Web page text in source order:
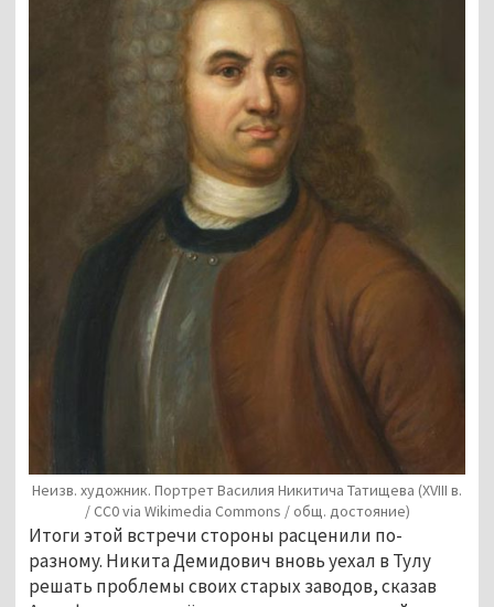
Неизв. художник. Портрет Василия Никитича Татищева (XVIII в.
/ СС0 via Wikimedia Commons / общ. достояние)
Итоги этой встречи стороны расценили по-
разному. Никита Демидович вновь уехал в Тулу
решать проблемы своих старых заводов, сказав